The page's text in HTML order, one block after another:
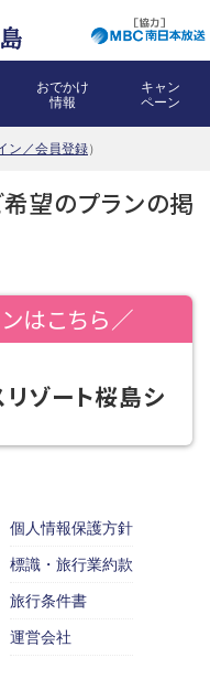
おでかけ
情報
キャン
ペーン
ン／会員登録）
望のプランの掲
はこちら／
リゾート桜島シ
個人情報保護方針
標識・旅行業約款
旅行条件書
運営会社